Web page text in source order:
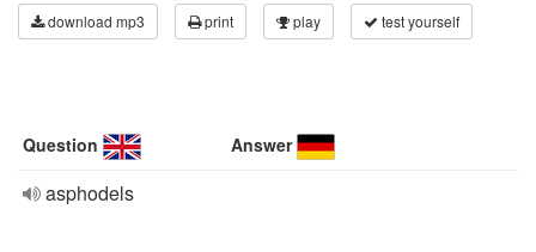
download mp3 print play test yourself
Question Answer
asphodels